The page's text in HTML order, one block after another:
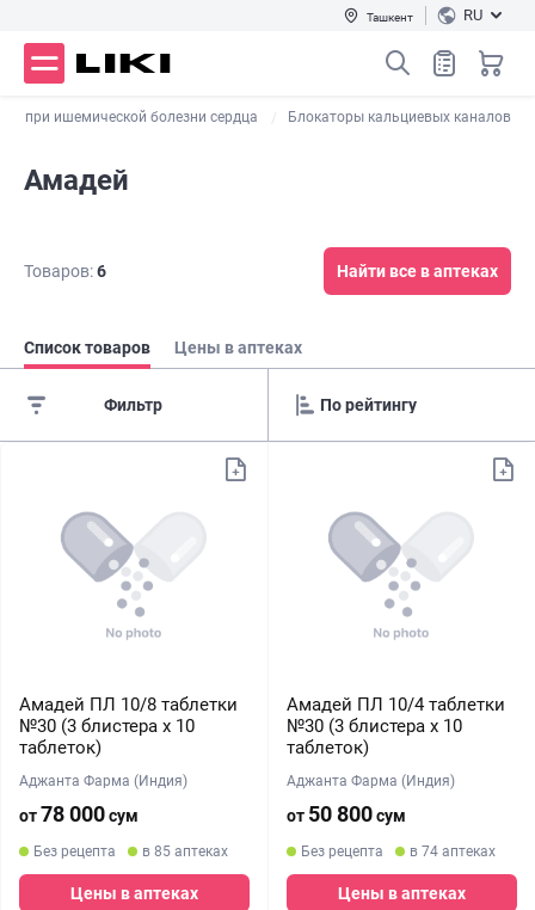
Ташкент RU
при ишемической болезни сердца Блокаторы кальциевых каналов
Амадей
Товаров:6 Найти все в аптеках
Список товаров Цены в аптеках
Фильтр
Амадей ПЛ 10/8 таблетки
№30 (3 блистера х 10
таблеток)
Аджанта Фарма (Индия)
от78 000сум
Без рецепта в 85 аптеках
Цены в аптеках
Амадей ПЛ 10/4 таблетки
№30 (3 блистера х 10
таблеток)
Аджанта Фарма (Индия)
от 50 800сум
Без рецепта в 74 аптеках
Цены в аптеках